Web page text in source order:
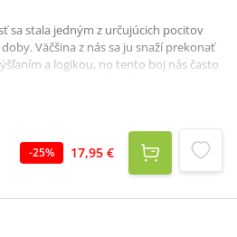
sa stala jedným z určujúcich pocitov
doby. Väčšina z nás sa ju snaží prekonať
a logikou, no tento boj nás často
tvorivosti a zvedavosti. Autorka
mechanizmus „špirály úzkosti“ a
cestu k jej prerušeniu aktivovaním
neurovedy, sociológie aj vlastnú
-25% 17,95 €